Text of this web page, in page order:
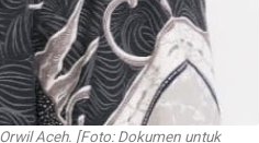
Aceh. [Foto: Dokumen untuk